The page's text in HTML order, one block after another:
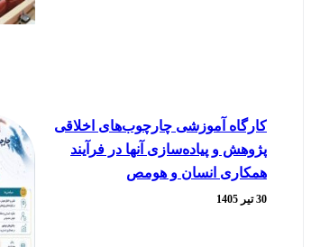
کارگاه آموزشی چارچوب‌های اخلاقی
پژوهش و پیاده‌سازی آنها در فرآیند
همکاری انسان و هومص
30 تیر 1405